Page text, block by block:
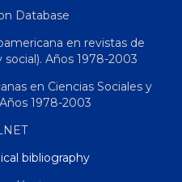
Database
en revistas de
Años 1978-2003
en Ciencias Sociales y
1978-2003
bibliography